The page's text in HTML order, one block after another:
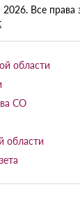
Все
области
СО
области